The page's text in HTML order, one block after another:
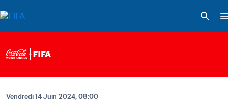
Vendredi 14 Juin 2024, 08:00